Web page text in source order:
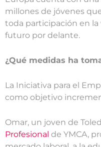
millones de jóvenes
toda participación en
futuro por delante.
¿Qué medidas ha
La Iniciativa para el
como objetivo
Omar, un joven de
Profesional de YMCA,